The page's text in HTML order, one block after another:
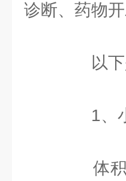
诊断、药物
以下
1、小
体积